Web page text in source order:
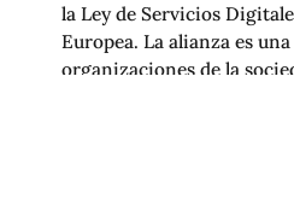
la Ley de Servicios
Europea. La alianza es
organizaciones de la